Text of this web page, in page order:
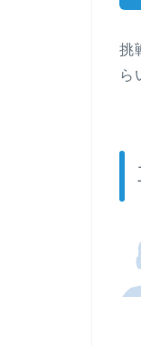
挑
ら